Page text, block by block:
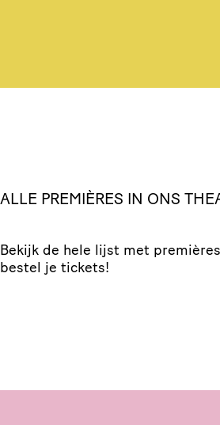
ALLE PREMIÈRES IN ONS
Bekijk de hele lijst met
bestel je tickets!